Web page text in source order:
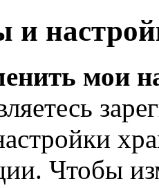
мои
Чтобы